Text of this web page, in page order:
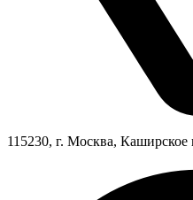
115230, г. Москва,